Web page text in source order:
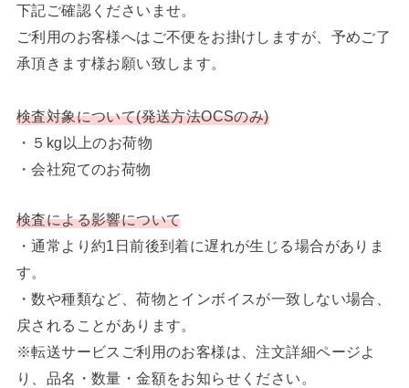
下記ご確認くださいませ。
ご利用のお客様へはご不便をお掛けしますが、予めご了
承頂きます様お願い致します。
検査対象について(発送方法OCSのみ)
・５kg以上のお荷物
・会社宛てのお荷物
検査による影響について
・通常より約1日前後到着に遅れが生じる場合がありま
す。
・数や種類など、荷物とインボイスが一致しない場合、
戻されることがあります。
※転送サービスご利用のお客様は、注文詳細ページよ
り、品名・数量・金額をお知らせください。